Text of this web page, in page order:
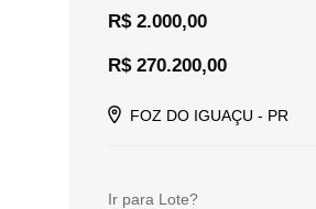
R$ 2.000,00
R$ 270.200,00
FOZ DO IGUAÇU - PR
Ir para Lote?